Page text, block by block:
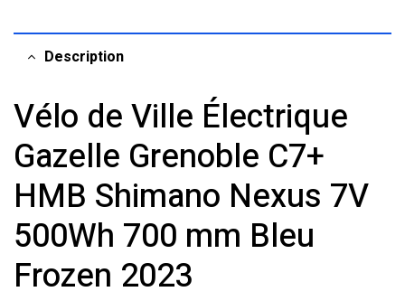
Description
Vélo de Ville Électrique
Gazelle Grenoble C7+
HMB Shimano Nexus 7V
500Wh 700 mm Bleu
Frozen 2023